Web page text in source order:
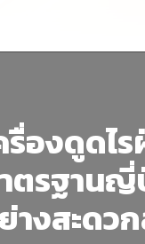
รื่องดูดไ
ตรฐานญี่
างสะดว